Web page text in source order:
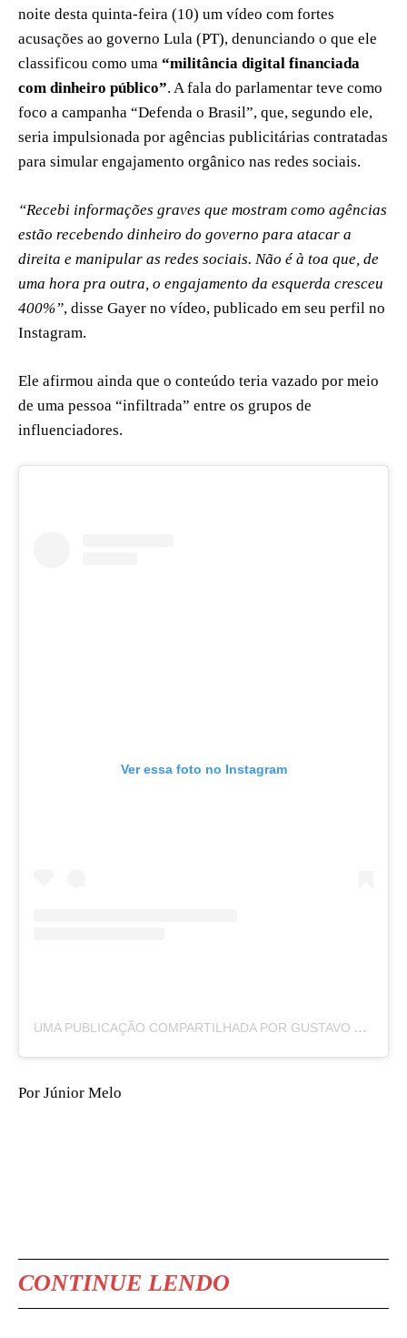
noite desta quinta-feira (10) um vídeo com fortes
acusações ao governo Lula (PT), denunciando o que ele
classificou como uma “militância digital financiada
com dinheiro público”. A fala do parlamentar teve como
foco a campanha “Defenda o Brasil”, que, segundo ele,
seria impulsionada por agências publicitárias contratadas
para simular engajamento orgânico nas redes sociais.
“Recebi informações graves que mostram como agências
estão recebendo dinheiro do governo para atacar a
direita e manipular as redes sociais. Não é à toa que, de
uma hora pra outra, o engajamento da esquerda cresceu
400%”, disse Gayer no vídeo, publicado em seu perfil no
Instagram.
Ele afirmou ainda que o conteúdo teria vazado por meio
de uma pessoa “infiltrada” entre os grupos de
influenciadores.
Ver essa foto no Instagram
UMA PUBLICAÇÃO COMPARTILHADA POR GUSTAVO GAYER (@GUSGAYER)
Por Júnior Melo
CONTINUE LENDO